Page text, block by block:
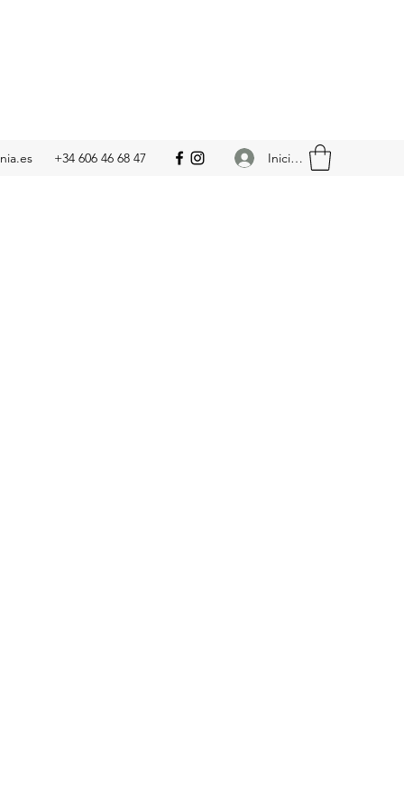
+34 606 46 68 47 Iniciar sesión